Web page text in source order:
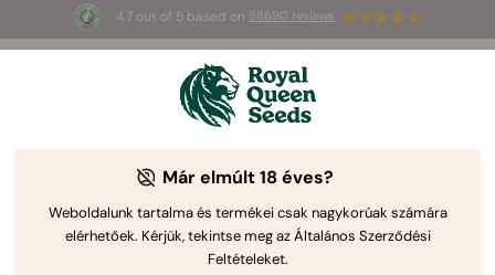
4.7 out of 5 based on 58690 reviews
Triple G Autoaz első 100-nak,
Már elmúlt 18 éves?
Weboldalunk tartalma és termékei csak nagykorúak számára
elérhetőek. Kérjük, tekintse meg az Általános Szerződési
Feltételeket.